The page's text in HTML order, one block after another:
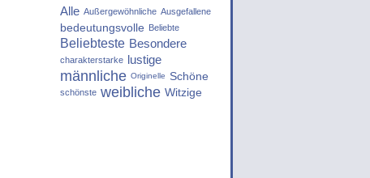
Alle Außergewöhnliche Ausgefallene
bedeutungsvolle Beliebte
Beliebteste Besondere
charakterstarke lustige
männliche Originelle Schöne
schönste weibliche Witzige